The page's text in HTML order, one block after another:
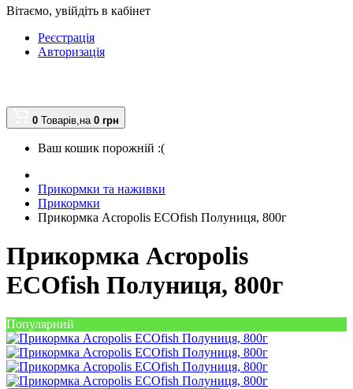
Вітаємо, увійдіть в кабінет
Реєстрація
Авторизація
0 Товарів,на 0 грн
Ваш кошик порожній :(
Прикормки та наживки
Прикормки
Прикормка Acropolis ECOfish Полуниця, 800г
Прикормка Acropolis
ECOfish Полуниця, 800г
Популярний